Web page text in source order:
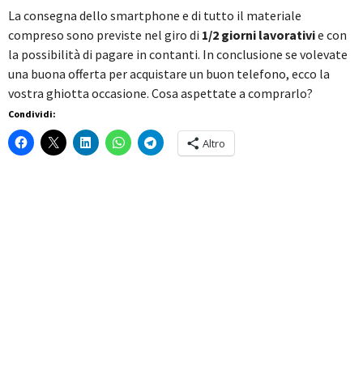
La consegna dello smartphone e di tutto il materiale
compreso sono previste nel giro di 1/2 giorni lavorativie con
la possibilità di pagare in contanti. In conclusione se volevate
una buona offerta per acquistare un buon telefono, ecco la
vostra ghiotta occasione. Cosa aspettate a comprarlo?
Condividi:
Altro